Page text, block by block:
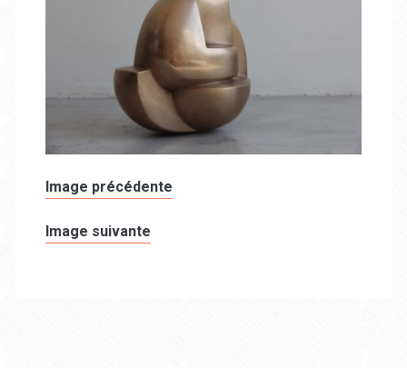
Image précédente
Image suivante